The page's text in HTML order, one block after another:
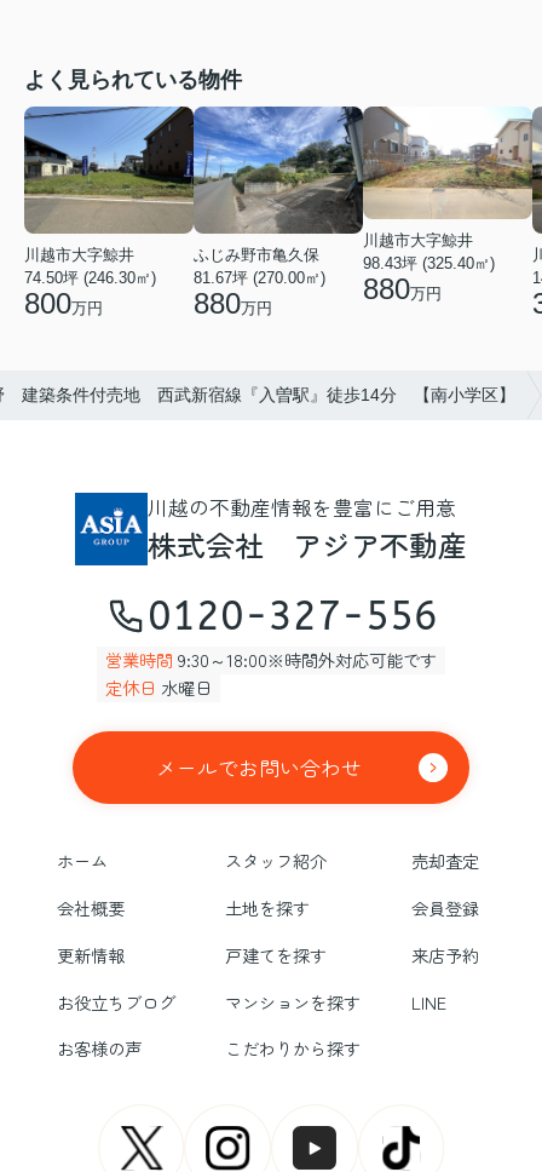
よく見られている物件
川越市大字鯨井
74.50坪 (246.30㎡)
800万円
ふじみ野市亀久保
81.67坪 (270.00㎡)
880万円
川越市大字鯨井
98.43坪 (325.40㎡)
880万円
建築条件付売地 西武新宿線『入曽駅』徒歩14分 【南小学区】
川越の不動産情報を豊富にご用意
株式会社 アジア不動産
0120-327-556
営業時間 9:30～18:00※時間外対応可能です
定休日 水曜日
メールでお問い合わせ
ホーム スタッフ紹介
売却査定
会社概要
土地を探す
会員登録
更新情報
戸建てを探す
来店予約
お役立ちブログ
マンションを探す
LINE
お客様の声
こだわりから探す